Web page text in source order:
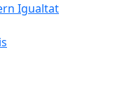
Igualtat